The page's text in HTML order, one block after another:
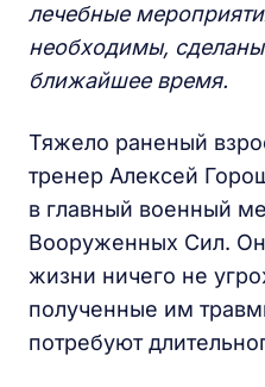
лечебные
необходимы, сделаны
ближайшее время.
Тяжело раненый
тренер Алексей
в главный военный
Вооруженных Сил.
жизни ничего не
полученные им
потребуют